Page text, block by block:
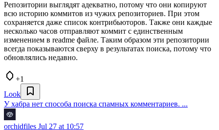
Репозитории выглядят адекватно, потому что они копируют
всю историю коммитов из чужих репозиториев. При этом
сохраняется даже список контрибьюторов. Также они каждые
несколько часов отправляют коммит с единственным
изменением в readme файле. Таким образом эти репозитории
всегда показываются сверху в результатах поиска, потому что
обновлялись недавно.
+1
Look
У хабра нет способа поиска спамных комментариев. ...
orchidfiles Jul 27 at 10:57